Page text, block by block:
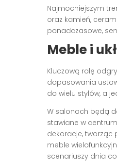
Najmocniejszym
oraz kamień,
ponadczasowe,
Meble i
Kluczową rolę
dopasowania
do wielu stylów, a
W salonach będą
stawiane w
dekoracje, tworząc
meble
scenariuszy dnia